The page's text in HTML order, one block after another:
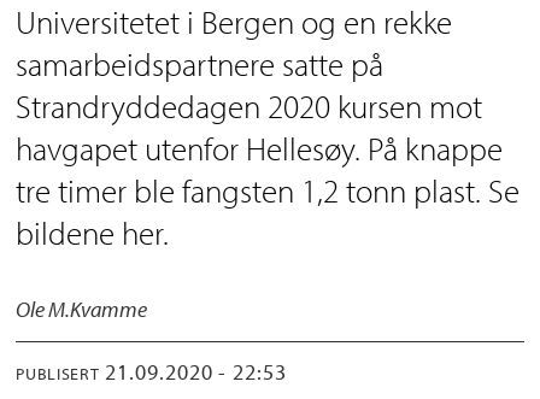
Universitetet i Bergen og en rekke
samarbeidspartnere satte på
Strandryddedagen 2020 kursen mot
havgapet utenfor Hellesøy. På knappe
tre timer ble fangsten 1,2 tonn plast. Se
bildene her.
Ole M.Kvamme
PUBLISERT 21.09.2020 - 22:53